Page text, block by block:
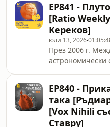
beasts/ В този епизод Кив разговаря
с Милен Колев –
инженер с над 7
разработката на
близо до
операционни
алгоритми и
средства. В
от екипа на пр
EP841 -
[Ratio
Кереков]
юли 13, 2026
През 2006 г.
астрономически
Плутон
се превръща в
представител на
тела: планетите
EP840 -
така
[Vox Nihili
Ставру]